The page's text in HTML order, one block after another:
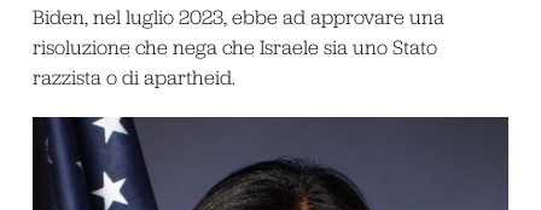
Biden, nel luglio 2023, ebbe ad approvare una
risoluzione che nega che Israele sia uno Stato
razzista o di apartheid.